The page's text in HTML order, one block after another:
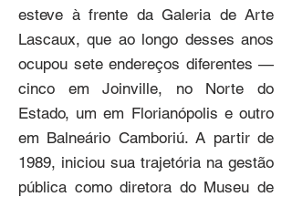
esteve à frente da Galeria de Arte
Lascaux, que ao longo desses anos
ocupou sete endereços diferentes —
cinco em Joinville, no Norte do
Estado, um em Florianópolis e outro
em Balneário Camboriú. A partir de
1989, iniciou sua trajetória na gestão
pública como diretora do Museu de